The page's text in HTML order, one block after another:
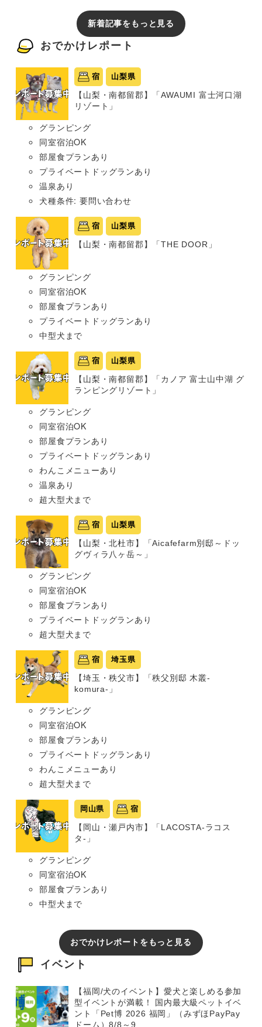
新着記事をもっと見る
おでかけレポート
宿 山梨県
【山梨・南都留郡】「AWAUMI 富士河口湖
リゾート」
グランピング
同室宿泊OK
部屋食プランあり
プライベートドッグランあり
温泉あり
犬種条件: 要問い合わせ
宿 山梨県
【山梨・南都留郡】「THE DOOR」
グランピング
同室宿泊OK
部屋食プランあり
プライベートドッグランあり
中型犬まで
宿 山梨県
【山梨・南都留郡】「カノア 富士山中湖 グ
ランピングリゾート」
グランピング
同室宿泊OK
部屋食プランあり
プライベートドッグランあり
わんこメニューあり
温泉あり
超大型犬まで
宿 山梨県
【山梨・北杜市】「Aicafefarm別邸～ドッ
グヴィラ八ヶ岳～」
グランピング
同室宿泊OK
部屋食プランあり
プライベートドッグランあり
超大型犬まで
宿 埼玉県
【埼玉・秩父市】「秩父別邸 木叢-
komura-」
グランピング
同室宿泊OK
部屋食プランあり
プライベートドッグランあり
わんこメニューあり
超大型犬まで
岡山県 宿
【岡山・瀬戸内市】「LACOSTA-ラコス
タ-」
グランピング
同室宿泊OK
部屋食プランあり
中型犬まで
おでかけレポートをもっと見る
イベント
【福岡/犬のイベント】愛犬と楽しめる参加
型イベントが満載！ 国内最大級ペットイベ
ント「Pet博 2026 福岡」（みずほPayPay
ドーム）8/8～9